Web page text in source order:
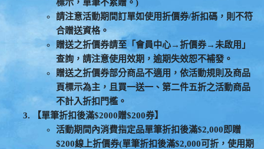
標示，單筆不累贈。)
請注意活動期間訂單如使用折價券/折扣碼，則不符
合贈送資格。
贈送之折價券請至「會員中心→折價券→未啟用」
查詢，請注意使用效期，逾期失效恕不補發。
贈送之折價券部分商品不適用，依活動規則及商品
頁標示為主，且買一送一、第二件五折之活動商品
不計入折扣門檻。
【單筆折扣後滿$2000贈$200券】
活動期間內消費指定品單筆折扣後滿$2,000即贈
$200線上折價券(單筆折扣後滿$2,000可折，使用期